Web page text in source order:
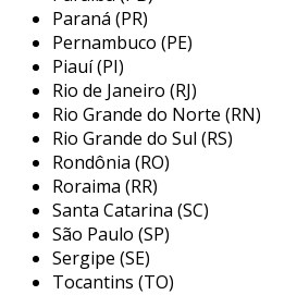
hidráulicos. entre as principais,
material de construção:
feitos de aço inoxidável ou
sintéticos que resistem à
desgaste.
tamanhos de malha:
diversas grades de malha,
filtragem conforme as
fluido e das necessidades do
manutenção fácil:
Paraná (PR)
Pernambuco (PE)
Piauí (PI)
Rio de Janeiro (RJ)
Rio Grande do Norte (RN)
Rio Grande do Sul (RS)
Rondônia (RO)
Roraima (RR)
Santa Catarina (SC)
São Paulo (SP)
Sergipe (SE)
Tocantins (TO)